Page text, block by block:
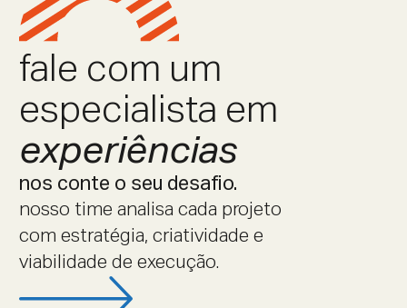
fale com um
especialista em
experiências
nos conte o seu desafio.
nosso time analisa cada projeto
com estratégia, criatividade e
viabilidade de execução.